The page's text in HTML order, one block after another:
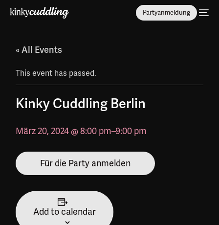
Partyanmeldung
« All Events
This event has passed.
Kinky Cuddling Berlin
März 20, 2024 @ 8:00 pm–9:00 pm
Für die Party anmelden
Add to calendar